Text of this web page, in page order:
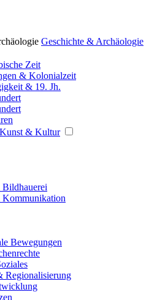
Geschichte & Archäologie
Zeit
& Kolonialzeit
& 19. Jh.
Kunst & Kultur
Bewegungen
Regionalisierung